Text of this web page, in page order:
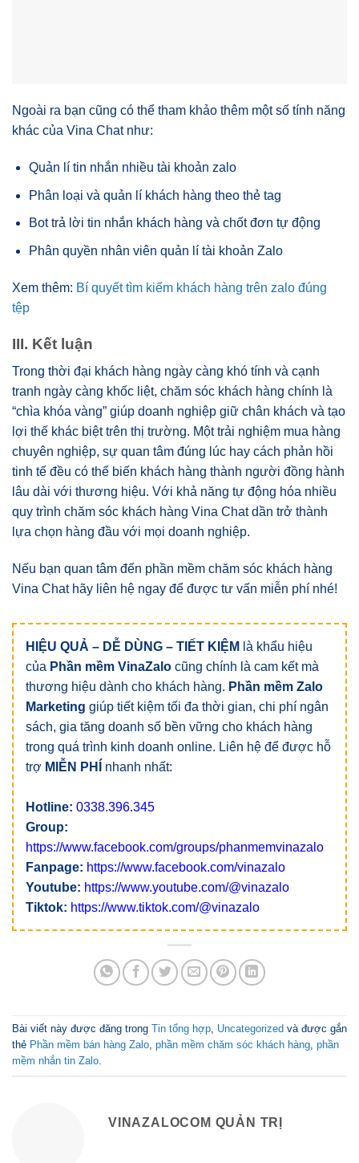
Ngoài ra bạn cũng có thể tham khảo thêm một số tính năng
khác của Vina Chat như:
Quản lí tin nhắn nhiều tài khoản zalo
Phân loại và quản lí khách hàng theo thẻ tag
Bot trả lời tin nhắn khách hàng và chốt đơn tự động
Phân quyền nhân viên quản lí tài khoản Zalo
Xem thêm: Bí quyết tìm kiếm khách hàng trên zalo đúng
tệp
III. Kết luận
Trong thời đại khách hàng ngày càng khó tính và cạnh
tranh ngày càng khốc liệt, chăm sóc khách hàng chính là
“chìa khóa vàng” giúp doanh nghiệp giữ chân khách và tạo
lợi thế khác biệt trên thị trường. Một trải nghiệm mua hàng
chuyên nghiệp, sự quan tâm đúng lúc hay cách phản hồi
tinh tế đều có thể biến khách hàng thành người đồng hành
lâu dài với thương hiệu. Với khả năng tự động hóa nhiều
quy trình chăm sóc khách hàng Vina Chat dần trở thành
lựa chọn hàng đầu với mọi doanh nghiệp.
Nếu bạn quan tâm đến phần mềm chăm sóc khách hàng
Vina Chat hãy liên hệ ngay để được tư vấn miễn phí nhé!
HIỆU QUẢ – DỄ DÙNG – TIẾT KIỆM là khẩu hiệu
của Phần mềm VinaZalo cũng chính là cam kết mà
thương hiệu dành cho khách hàng. Phần mềm Zalo
Marketing giúp tiết kiệm tối đa thời gian, chi phí ngân
sách, gia tăng doanh số bền vững cho khách hàng
trong quá trình kinh doanh online. Liên hệ để được hỗ
trợ MIỄN PHÍ nhanh nhất:
Hotline: 0338.396.345
Group:
https://www.facebook.com/groups/phanmemvinazalo
Fanpage: https://www.facebook.com/vinazalo
Youtube: https://www.youtube.com/@vinazalo
Tiktok: https://www.tiktok.com/@vinazalo
Bài viết này được đăng trong Tin tổng hợp, Uncategorized và được gắn
thẻ Phần mềm bán hàng Zalo, phần mềm chăm sóc khách hàng, phần
mềm nhắn tin Zalo.
VINAZALOCOM QUẢN TRỊ